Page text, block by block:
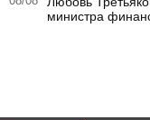
министра